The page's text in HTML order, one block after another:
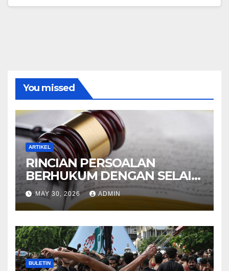
You missed
ARTIKEL
RINCIAN PERSOALAN
BERHUKUM DENGAN SELAIN
HUKUM ALLAH DALAM
KITAB AT-TAMHID SYARAH
KITAB AT-TAUHID
MAY 30, 2026 ADMIN
BULETIN